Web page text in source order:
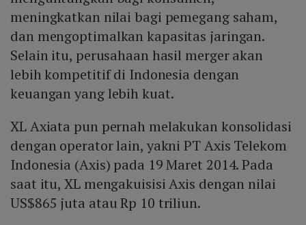
meningkatkan nilai bagi pemegang saham,
dan mengoptimalkan kapasitas jaringan.
Selain itu, perusahaan hasil merger akan
lebih kompetitif di Indonesia dengan
keuangan yang lebih kuat.
XL Axiata pun pernah melakukan konsolidasi
dengan operator lain, yakni PT Axis Telekom
Indonesia (Axis) pada 19 Maret 2014. Pada
saat itu, XL mengakuisisi Axis dengan nilai
US$865 juta atau Rp 10 triliun.